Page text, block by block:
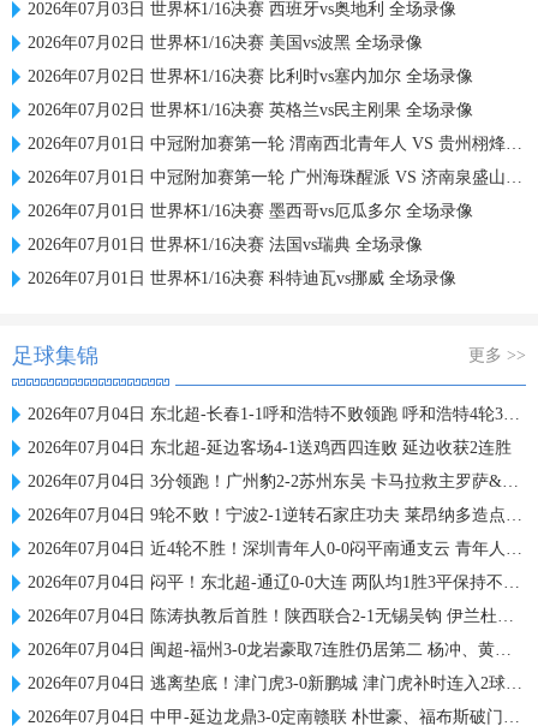
2026年07月03日 世界杯1/16决赛 西班牙vs奥地利 全场录像
2026年07月02日 世界杯1/16决赛 美国vs波黑 全场录像
2026年07月02日 世界杯1/16决赛 比利时vs塞内加尔 全场录像
2026年07月02日 世界杯1/16决赛 英格兰vs民主刚果 全场录像
2026年07月01日 中冠附加赛第一轮 渭南西北青年人 VS 贵州栩烽棠 全场录像
2026年07月01日 中冠附加赛第一轮 广州海珠醒派 VS 济南泉盛山大 全场录像
2026年07月01日 世界杯1/16决赛 墨西哥vs厄瓜多尔 全场录像
2026年07月01日 世界杯1/16决赛 法国vs瑞典 全场录像
2026年07月01日 世界杯1/16决赛 科特迪瓦vs挪威 全场录像
足球集锦 更多 >>
2026年07月04日 东北超-长春1-1呼和浩特不败领跑 呼和浩特4轮3平1负仍不胜
2026年07月04日 东北超-延边客场4-1送鸡西四连败 延边收获2连胜
2026年07月04日 3分领跑！广州豹2-2苏州东吴 卡马拉救主罗萨&埃斯特雷拉世界波
2026年07月04日 9轮不败！宁波2-1逆转石家庄功夫 莱昂纳多造点+点射刘洋制胜
2026年07月04日 近4轮不胜！深圳青年人0-0闷平南通支云 青年人仍中甲第2支云第3
2026年07月04日 闷平！东北超-通辽0-0大连 两队均1胜3平保持不败 大连遭三连平
2026年07月04日 陈涛执教后首胜！陕西联合2-1无锡吴钩 伊兰杜斯特双响+绝杀
2026年07月04日 闽超-福州3-0龙岩豪取7连胜仍居第二 杨冲、黄伟杰、李宇豪破门
2026年07月04日 逃离垫底！津门虎3-0新鹏城 津门虎补时连入2球 积分平三镇升第15
2026年07月04日 中甲-延边龙鼎3-0定南赣联 朴世豪、福布斯破门乔瓦尼造点+点射